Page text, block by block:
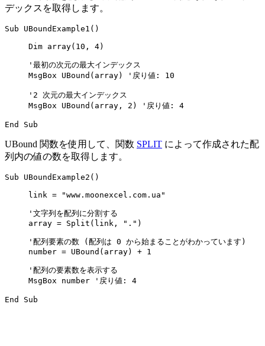
デックスを取得します。
Sub UBoundExample1()
     Dim array(10, 4)
     '最初の次元の最大インデックス
     MsgBox UBound(array) '戻り値: 10
     '2 次元の最大インデックス
     MsgBox UBound(array, 2) '戻り値: 4
UBound 関数を使用して、関数 SPLIT によって作成された配
列内の値の数を取得します。
Sub UBoundExample2()
     link = "www.moonexcel.com.ua"
     '文字列を配列に分割する
     array = Split(link, ".")
     '配列要素の数 (配列は 0 から始まることがわかっています)
     number = UBound(array) + 1
     '配列の要素数を表示する
     MsgBox number '戻り値: 4